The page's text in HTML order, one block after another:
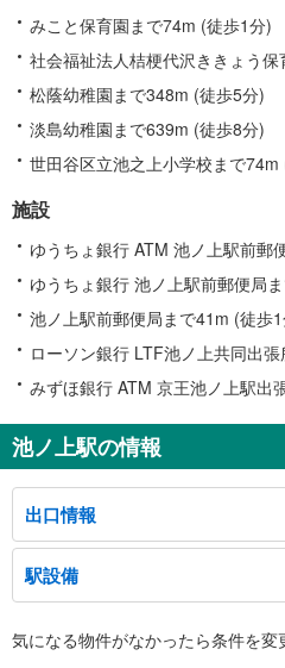
みこと保育園まで74m (徒歩1分)
社会福祉法人桔梗代沢ききょう
松蔭幼稚園まで348m (徒歩5分)
淡島幼稚園まで639m (徒歩8分)
世田谷区立池之上小学校まで74m
施設
ゆうちょ銀行 ATM 池ノ上駅前郵
ゆうちょ銀行 池ノ上駅前郵便局
池ノ上駅前郵便局まで41m (徒歩
ローソン銀行 LTF池ノ上共同出
みずほ銀行 ATM 京王池ノ上駅出
池ノ上駅の情報
出口情報
出口
代沢１～３丁目、北沢１・２丁目、駒場
駅設備
※段差なしでの移動経路
気になる物件がなかったら条件を変